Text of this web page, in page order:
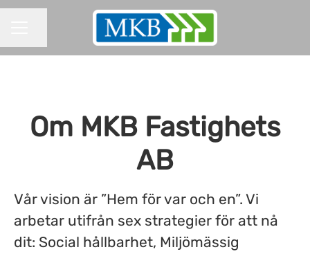
Om MKB Fastighets
AB
Vår vision är ”Hem för var och en”. Vi
arbetar utifrån sex strategier för att nå
dit: Social hållbarhet, Miljömässig